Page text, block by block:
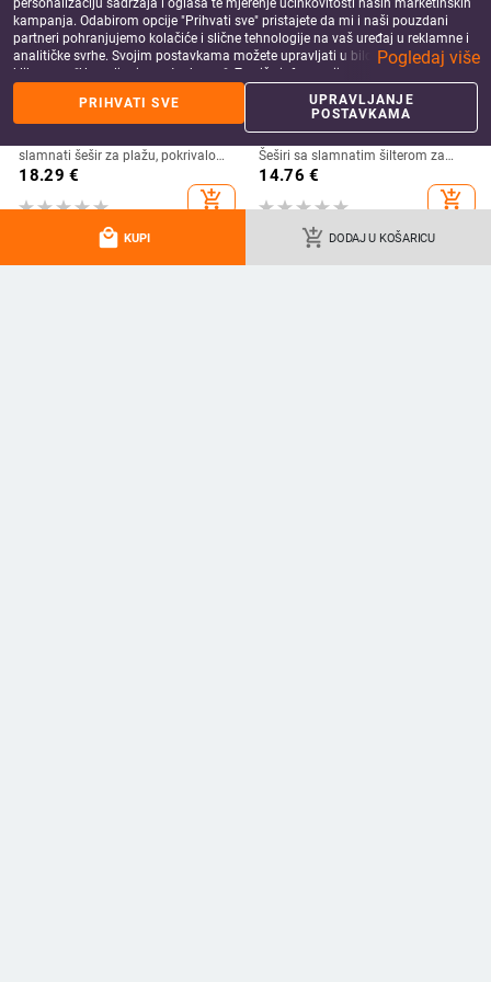
local_mall KUPI add_shopping_cart DODAJ U KOŠARICU
slamnati šešir za plažu, pokrivalo
za lice, ljetni šešir za sunce
18.29 €
add_shopping_cart
Šeširi sa slamnatim šilterom za
žene, sklopivi šeširi sa širokim
obodom na smotanje, šeširi za
plažu s repom Zaštita od sunca
14.76 €
add_shopping_cart
personalizaciju sadržaja i oglasa te mjerenje učinkovitosti naših marketinških
kampanja. Odabirom opcije "Prihvati sve" pristajete da mi i naši pouzdani
partneri pohranjujemo kolačiće i slične tehnologije na vaš uređaj u reklamne i
analitičke svrhe. Svojim postavkama možete upravljati u bilo kojem trenutku
klikom na "Upravljanje postavkama". Za više informacija pogledajte našu
Pogledaj više
PRIHVATI SVE
UPRAVLJANJE
POSTAVKAMA